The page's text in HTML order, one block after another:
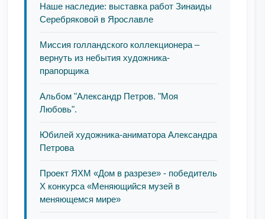
Наше наследие: выставка работ Зинаиды
Серебряковой в Ярославле
Миссия голландского коллекционера –
вернуть из небытия художника-
прапорщика
Альбом "Александр Петров. "Моя
Любовь".
Юбилей художника-аниматора Александра
Петрова
Проект ЯХМ «Дом в разрезе» - победитель
Х конкурса «Меняющийся музей в
меняющемся мире»